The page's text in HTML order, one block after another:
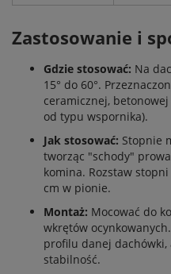
Zastosowanie i
Gdzie stosować: Na
15° do 60°.
ceramicznej,
od typu wspornika).
Jak stosować: Stopnie
tworząc "schody"
komina. Rozstaw
cm w pionie.
Montaż: Mocować do
wkrętów
profilu danej dachówki,
stabilność.